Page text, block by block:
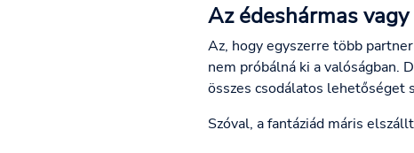
Az édeshármas
Az, hogy egyszerre több
nem próbálná ki a valóságban.
összes csodálatos lehetőséget
Szóval, a fantáziád máris